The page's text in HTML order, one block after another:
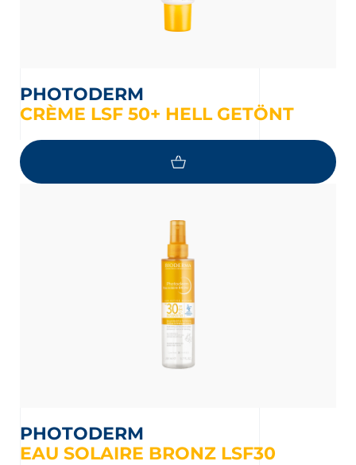
PHOTODERM
CRÈME LSF 50+ HELL GETÖNT
PHOTODERM
EAU SOLAIRE BRONZ LSF30